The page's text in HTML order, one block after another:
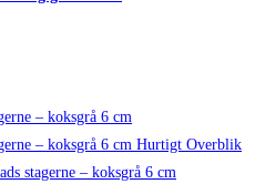
Hurtigt Overblik